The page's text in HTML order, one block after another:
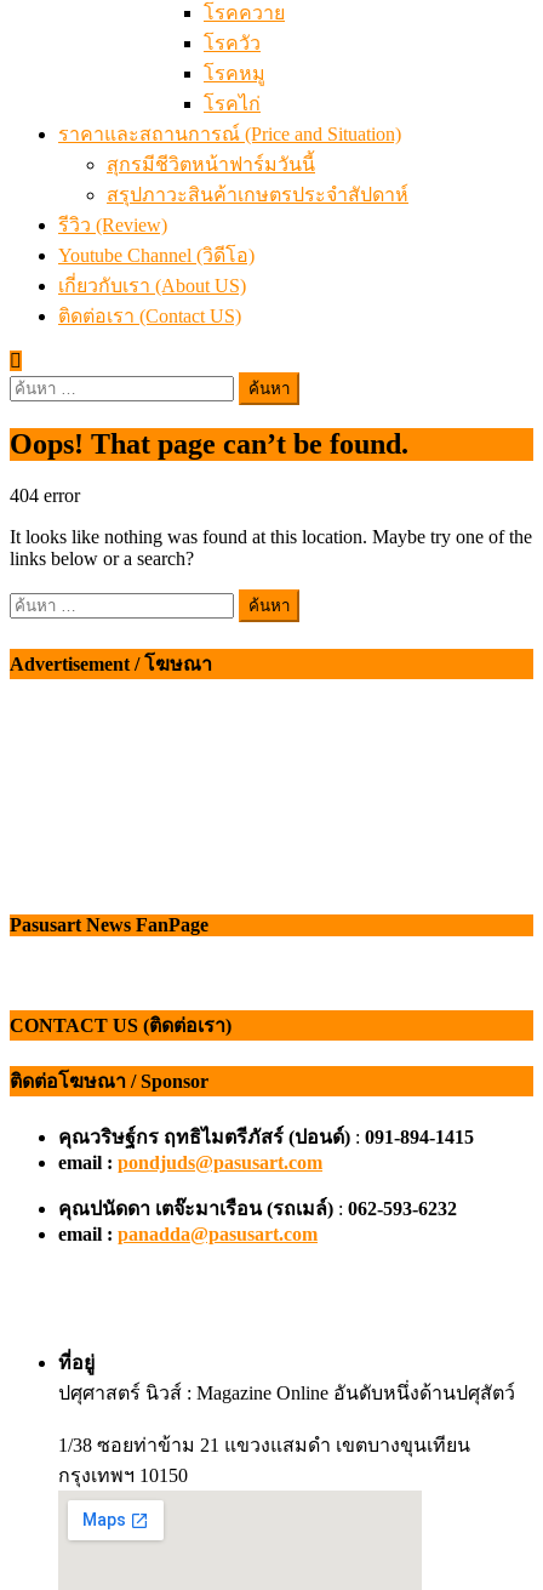
โรคควาย
โรควัว
โรคหมู
โรคไก่
ราคาและสถานการณ์ (Price and Situation)
สุกรมีชีวิตหน้าฟาร์มวันนี้
สรุปภาวะสินค้าเกษตรประจำสัปดาห์
รีวิว (Review)
Youtube Channel (วิดีโอ)
เกี่ยวกับเรา (About US)
ติดต่อเรา (Contact US)
ค้นหา
Oops! That page can’t be found.
404 error
It looks like nothing was found at this location. Maybe try one of the
links below or a search?
ค้นหา
Advertisement / โฆษณา
Pasusart News FanPage
CONTACT US (ติดต่อเรา)
ติดต่อโฆษณา / Sponsor
คุณวริษฐ์กร ฤทธิไมตรีภัสร์ (ปอนด์) : 091-894-1415
email : pondjuds@pasusart.com
คุณปนัดดา เตจ๊ะมาเรือน (รถเมล์) : 062-593-6232
email : panadda@pasusart.com
ที่อยู่
ปศุศาสตร์ นิวส์ : Magazine Online อันดับหนึ่งด้านปศุสัตว์
1/38 ซอยท่าข้าม 21 แขวงแสมดำ เขตบางขุนเทียน
กรุงเทพฯ 10150